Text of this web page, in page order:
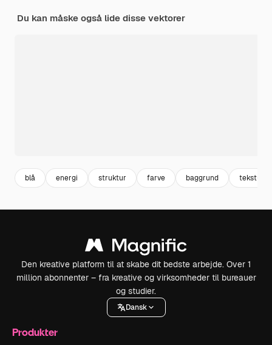
Du kan måske også lide disse vektorer
blå energi struktur farve baggrund tekstur
Den kreative platform til at skabe dit bedste arbejde. Over 1
million abonnenter – fra kreative og virksomheder til bureauer
og studier.
Dansk
Produkter